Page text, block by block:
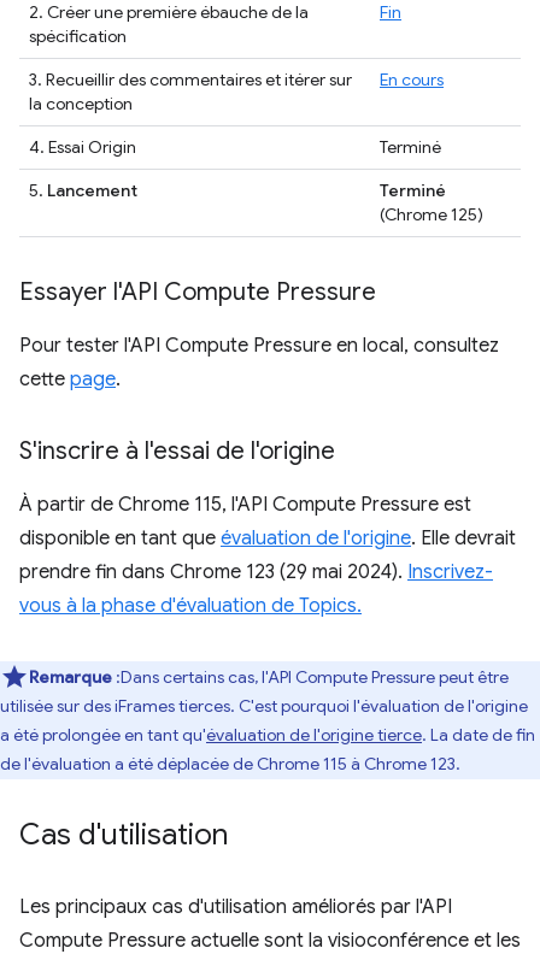
2. Créer une première ébauche de la
spécification
Fin
3. Recueillir des commentaires et itérer sur
la conception
En cours
4. Essai Origin
Terminé
5. Lancement
Terminé
(Chrome 125)
Essayer l'API Compute Pressure
Pour tester l'API Compute Pressure en local, consultez
cette page.
S'inscrire à l'essai de l'origine
À partir de Chrome 115, l'API Compute Pressure est
disponible en tant que évaluation de l'origine. Elle devrait
prendre fin dans Chrome 123 (29 mai 2024). Inscrivez-
vous à la phase d'évaluation de Topics.
Remarque :Dans certains cas, l'API Compute Pressure peut être
utilisée sur des iFrames tierces. C'est pourquoi l'évaluation de l'origine
a été prolongée en tant qu'évaluation de l'origine tierce. La date de fin
de l'évaluation a été déplacée de Chrome 115 à Chrome 123.
Cas d'utilisation
Les principaux cas d'utilisation améliorés par l'API
Compute Pressure actuelle sont la visioconférence et les